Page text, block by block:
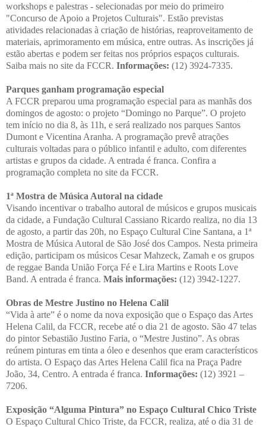
workshops e palestras - selecionadas por meio do primeiro
"Concurso de Apoio a Projetos Culturais". Estão previstas
atividades relacionadas à criação de histórias, reaproveitamento de
materiais, aprimoramento em música, entre outras. As inscrições já
estão abertas e podem ser feitas nos próprios espaços culturais.
Saiba mais no site da FCCR. Informações: (12) 3924-7335.
Parques ganham programação especial
A FCCR preparou uma programação especial para as manhãs dos
domingos de agosto: o projeto “Domingo no Parque”. O projeto
tem início no dia 8, às 11h, e será realizado nos parques Santos
Dumont e Vicentina Aranha. A programação prevê atrações
culturais voltadas para o público infantil e adulto, com diferentes
artistas e grupos da cidade. A entrada é franca. Confira a
programação completa no site da FCCR.
1ª Mostra de Música Autoral na cidade
Visando incentivar o trabalho autoral de músicos e grupos musicais
da cidade, a Fundação Cultural Cassiano Ricardo realiza, no dia 13
de agosto, a partir das 20h, no Espaço Cultural Cine Santana, a 1ª
Mostra de Música Autoral de São José dos Campos. Nesta primeira
edição, participam os músicos Cesar Mahzeck, Zamah e os grupos
de reggae Banda União Força Fé e Lira Martins e Roots Love
Band. A entrada é franca. Mais informações: (12) 3942-1227.
Obras de Mestre Justino no Helena Calil
“Vida à arte” é o nome da nova exposição que o Espaço das Artes
Helena Calil, da FCCR, recebe até o dia 21 de agosto. São 47 telas
do pintor Sebastião Justino Faria, o “Mestre Justino”. As obras
reúnem pinturas em tinta a óleo e desenhos que eram característicos
do artista. O Espaço das Artes Helena Calil fica na Praça Padre
João, 34, Centro. A entrada é franca. Informações: (12) 3921 –
7206.
Exposição “Alguma Pintura” no Espaço Cultural Chico Triste
O Espaço Cultural Chico Triste, da FCCR, realiza, até o dia 31 de